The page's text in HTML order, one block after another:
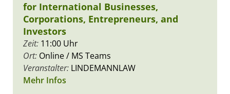
for International Businesses,
Corporations, Entrepreneurs, and
Investors
Zeit: 11:00 Uhr
Ort: Online / MS Teams
Veranstalter: LINDEMANNLAW
Mehr Infos